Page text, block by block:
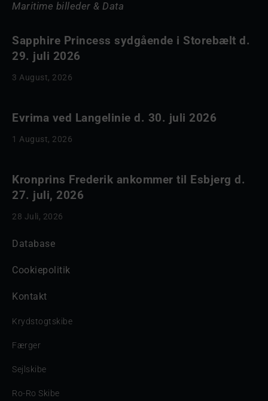
Maritime billeder & Data
Sapphire Princess sydgående i Storebælt d.
29. juli 2026
3 August, 2026
Evrima ved Langelinie d. 30. juli 2026
1 August, 2026
Kronprins Frederik ankommer til Esbjerg d.
27. juli, 2026
28 Juli, 2026
Database
Cookiepolitik
Kontakt
Krydstogtskibe
Færger
Sejlskibe
Ro-Ro Skibe